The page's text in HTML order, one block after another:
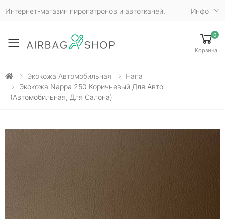
Интернет-магазин пиропатронов и автотканей. Инфо
Toggle mobile menu
0
Корзина
Экокожа Автомобильная
Напа
Экокожа Nappa 250 Коричневый Для Авто
(автомобильная, Для Салона)